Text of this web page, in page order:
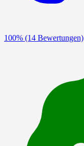
100% (14 Bewertungen)